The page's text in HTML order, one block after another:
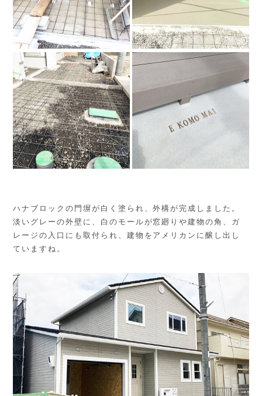
ハナブロックの門塀が白く塗られ、外構が完成しました。
淡いグレーの外壁に、白のモールが窓廻りや建物の角、ガ
レージの入口にも取付られ、建物をアメリカンに醸し出し
ていますね。